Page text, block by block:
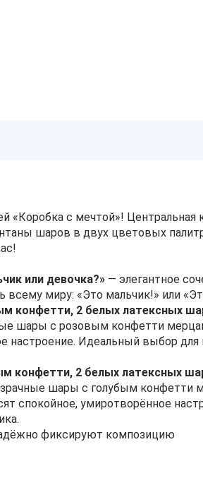
с мечтой»!
шаров в двух цветовых
или девочка?» — элегантное
миру: «Это мальчик!» или
конфетти, 2 белых латексных
шары с розовым конфетти
настроение. Идеальный выбор
конфетти, 2 белых латексных
шары с голубым конфетти
спокойное, умиротворённое
фиксируют композицию